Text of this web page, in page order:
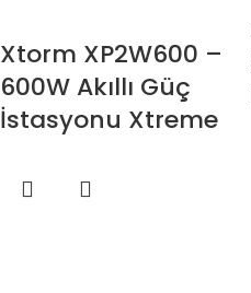
Xtorm XP2W600 –
600W Akıllı Güç
İstasyonu Xtreme